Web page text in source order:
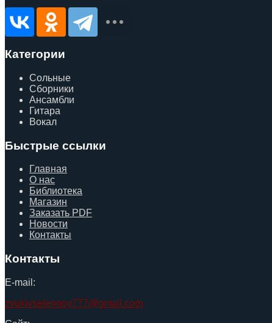
Категории
Сольные
Сборники
Ансамбли
Гитара
Вокал
Быстрые ссылки
Главная
О нас
Библиотека
Магазин
Заказать PDF
Новости
Контакты
Контакты
E-mail:
zvukivselennoy777@gmail.com